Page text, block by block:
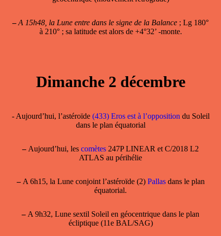
– A 15h48, la Lune entre dans le signe de la Balance ; Lg 180°
à 210° ; sa latitude est alors de +4°32’ -monte.
Dimanche 2 décembre
- Aujourd’hui, l’astéroïde (433) Eros est à l’opposition du Soleil
dans le plan équatorial
–Aujourd’hui, les comètes 247P LINEAR et C/2018 L2
ATLAS au périhélie
–A 6h15, la Lune conjoint l’astéroïde (2) Pallasdans le plan
équatorial.
–A 9h32, Lune sextil Soleil en géocentrique dans le plan
écliptique (11e BAL/SAG)